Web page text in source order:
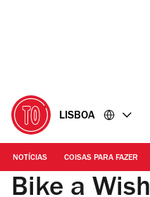
LISBOA
NOTÍCIAS COISAS PARA FAZER
Bike a Wish